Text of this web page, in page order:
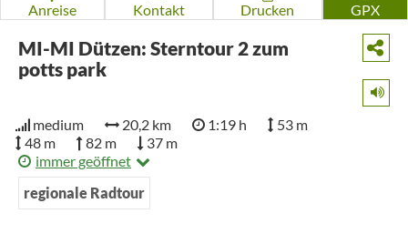
Anreise Kontakt Drucken GPX
MI-MI Dützen: Sterntour 2 zum
potts park
medium 20,2 km 1:19 h
53 m
48 m
82 m
37 m
immer geöffnet
regionale Radtour